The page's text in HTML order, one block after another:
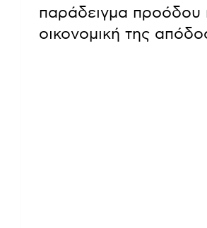
παράδειγμα προόδου
οικονομική της